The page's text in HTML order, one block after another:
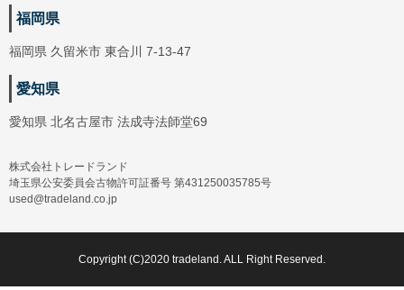
福岡県
福岡県 久留米市 東合川 7-13-47
愛知県
愛知県 北名古屋市 法成寺法師堂69
株式会社トレードランド
埼玉県公安委員会古物許可証番号 第431250035785号
used@tradeland.co.jp
Copyright (C)2020 tradeland. ALL Right Reserved.